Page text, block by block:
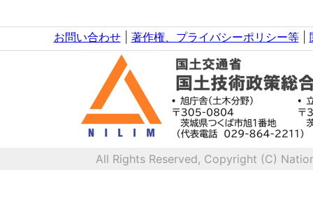
お問い合わせ| 著作権、プライバシーポリシー等|
All Rights Reserved, Copyright (C)